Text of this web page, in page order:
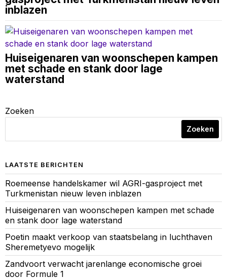
inblazen
Huiseigenaren van woonschepen kampen
met schade en stank door lage
waterstand
Zoeken
Zoeken
LAATSTE BERICHTEN
Roemeense handelskamer wil AGRI-gasproject met
Turkmenistan nieuw leven inblazen
Huiseigenaren van woonschepen kampen met schade
en stank door lage waterstand
Poetin maakt verkoop van staatsbelang in luchthaven
Sheremetyevo mogelijk
Zandvoort verwacht jarenlange economische groei
door Formule 1